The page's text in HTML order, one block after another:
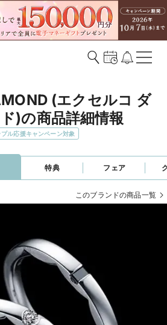
(エクセルコ ダ
)の商品詳細情報
プル応援キャンペーン対象
特典 フェア
このブランドの商品一覧